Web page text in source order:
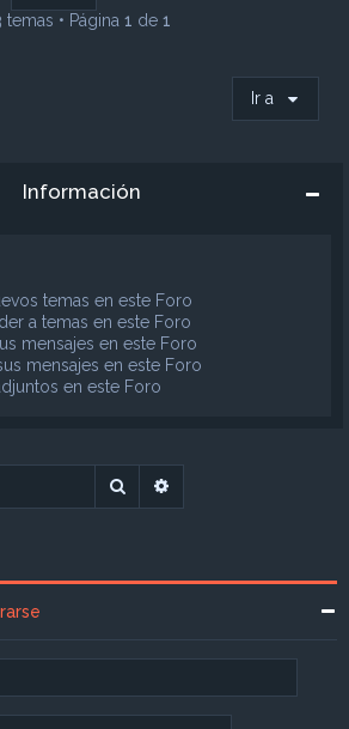
temas • Página 1 de 1
Ir a
Información
temas en este Foro
a temas en este Foro
mensajes en este Foro
mensajes en este Foro
en este Foro
Buscar